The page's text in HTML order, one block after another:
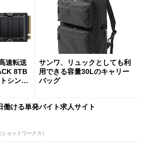
速転送
8TB
シンク
サンワ、リュックとしても利
用できる容量30Lのキャリー
バッグ
働ける単発バイト求人サイト
ョットワークス）